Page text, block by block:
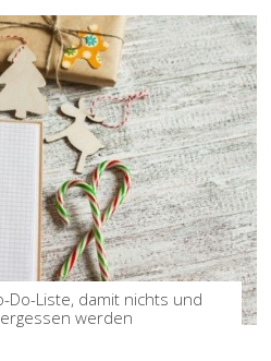
Do-Liste, damit nichts und
werden